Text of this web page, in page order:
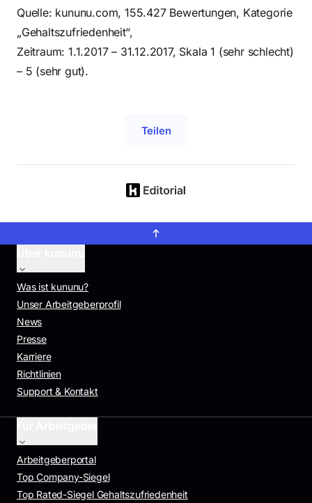
Quelle: kununu.com, 155.427 Bewertungen, Kategorie
„Gehaltszufriedenheit“,
Zeitraum: 1.1.2017 – 31.12.2017, Skala 1 (sehr schlecht)
– 5 (sehr gut).
Teilen
Was ist kununu?
Unser Arbeitgeberprofil
News
Presse
Karriere
Richtlinien
Support & Kontakt
Arbeitgeberportal
Top Company-Siegel
Top Rated-Siegel Gehaltszufriedenheit